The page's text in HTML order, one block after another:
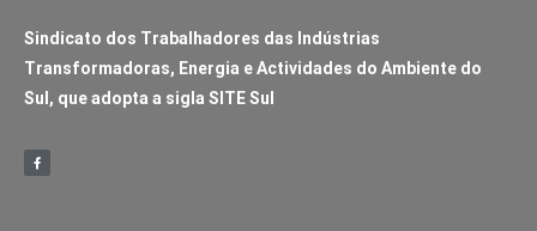
Sindicato dos Trabalhadores das Indústrias
Transformadoras, Energia e Actividades do Ambiente do
Sul, que adopta a sigla SITE Sul